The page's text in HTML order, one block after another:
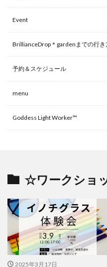
Event
BrillianceDrop＊gardenまでの行き
予約＆スケジュール
menu
Goddess Light Worker™
☆ワークショ
2025年3月17日